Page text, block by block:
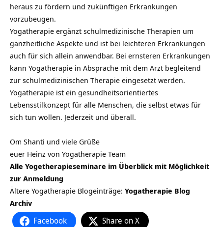
heraus zu fördern und zukünftigen Erkrankungen
vorzubeugen.
Yogatherapie ergänzt schulmedizinische Therapien um
ganzheitliche Aspekte und ist bei leichteren Erkrankungen
auch für sich allein anwendbar. Bei ernsteren Erkrankungen
kann Yogatherapie in Absprache mit dem Arzt begleitend
zur schulmedizinischen Therapie eingesetzt werden.
Yogatherapie ist ein gesundheitsorientiertes
Lebensstilkonzept für alle Menschen, die selbst etwas für
sich tun wollen. Jederzeit und überall.
Om Shanti und viele Grüße
euer Heinz von Yogatherapie Team
Alle Yogetherapieseminare im Überblick mit Möglichkeit
zur Anmeldung
Ältere Yogatherapie Blogeinträge: Yogatherapie Blog
Archiv
Facebook Share on X